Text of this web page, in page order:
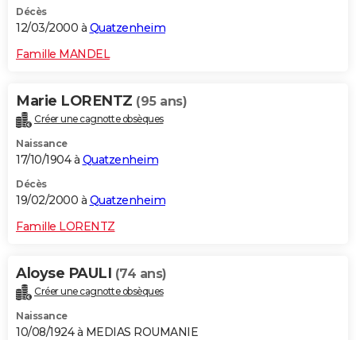
Décès
12/03/2000 à Quatzenheim
Famille MANDEL
Marie LORENTZ (95 ans)
Créer une cagnotte obsèques
Naissance
17/10/1904 à Quatzenheim
Décès
19/02/2000 à Quatzenheim
Famille LORENTZ
Aloyse PAULI (74 ans)
Créer une cagnotte obsèques
Naissance
10/08/1924 à MEDIAS ROUMANIE